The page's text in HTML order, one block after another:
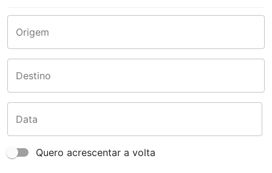
Origem
Destino
Data
Quero acrescentar a volta